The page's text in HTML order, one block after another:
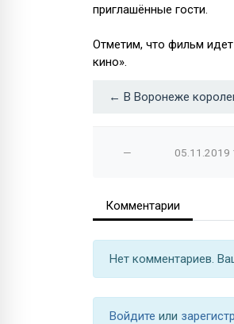
приглашённые гости.
Отметим, что фильм
кино».
— 05.11.2019
Комментарии
Нет комментариев.
Войдите или